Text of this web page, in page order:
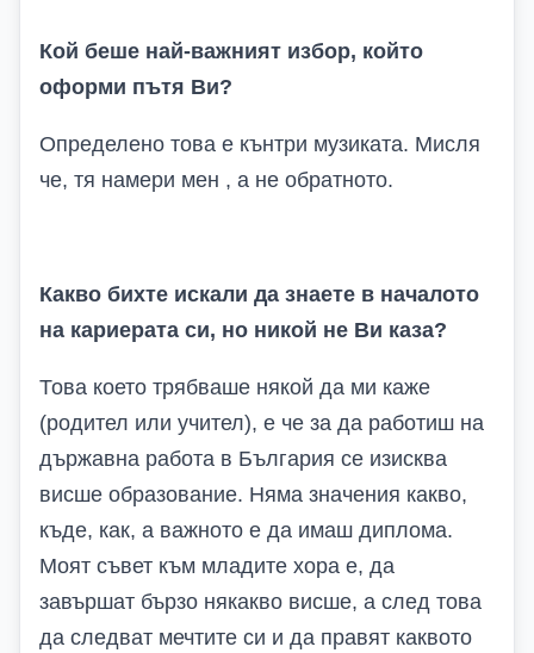
Кой беше най-важният избор, който
оформи пътя Ви?
Определено това е кънтри музиката. Мисля
че, тя намери мен , а не обратното.
Какво бихте искали да знаете в началото
на кариерата си, но никой не Ви каза?
Това което трябваше някой да ми каже
(родител или учител), е че за да работиш на
държавна работа в България се изисква
висше образование. Няма значения какво,
къде, как, а важното е да имаш диплома.
Моят съвет към младите хора е, да
завършат бързо някакво висше, а след това
да следват мечтите си и да правят каквото